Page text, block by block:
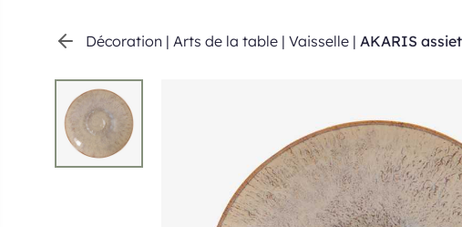
Décoration | Arts de la table | Vaisselle | AKARIS